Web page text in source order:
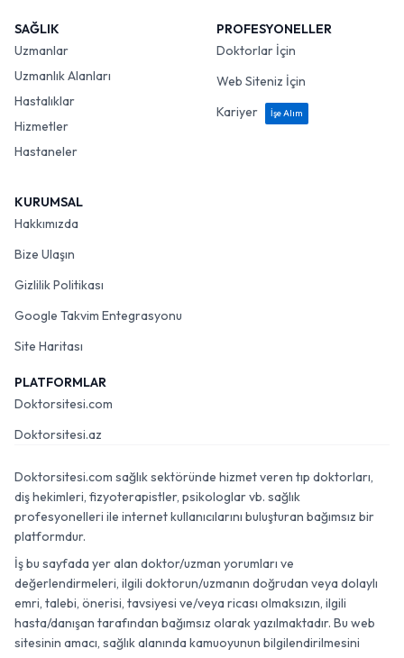
SAĞLIK
Uzmanlar
Uzmanlık Alanları
Hastalıklar
Hizmetler
Hastaneler
PROFESYONELLER
Doktorlar İçin
Web Siteniz İçin
Kariyer
İşe Alım
KURUMSAL
Hakkımızda
Bize Ulaşın
Gizlilik Politikası
Google Takvim Entegrasyonu
Site Haritası
PLATFORMLAR
Doktorsitesi.com
Doktorsitesi.az
Doktorsitesi.com sağlık sektöründe hizmet veren tıp doktorları,
diş hekimleri, fizyoterapistler, psikologlar vb. sağlık
profesyonelleri ile internet kullanıcılarını buluşturan bağımsız bir
platformdur.
İş bu sayfada yer alan doktor/uzman yorumları ve
değerlendirmeleri, ilgili doktorun/uzmanın doğrudan veya dolaylı
emri, talebi, önerisi, tavsiyesi ve/veya ricası olmaksızın, ilgili
hasta/danışan tarafından bağımsız olarak yazılmaktadır. Bu web
sitesinin amacı, sağlık alanında kamuoyunun bilgilendirilmesini